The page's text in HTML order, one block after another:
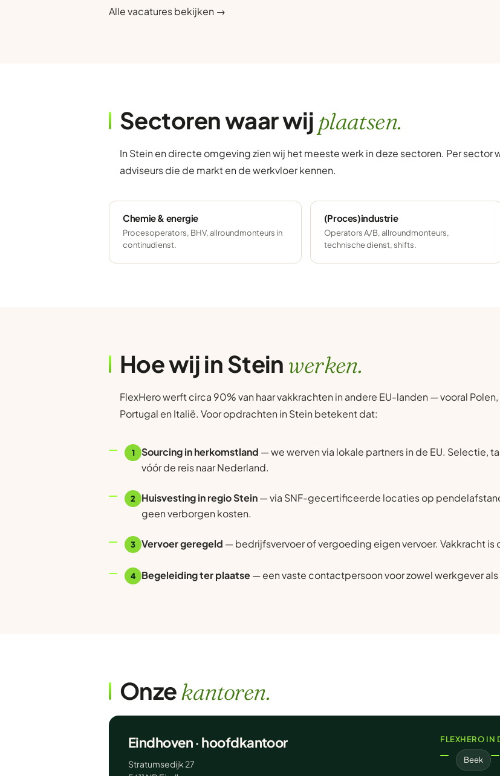
Alle vacatures bekijken →
Sectoren waar wij plaatsen.
In Stein en directe omgeving zien wij het meeste werk in deze sectoren. Per
adviseurs die de markt en de werkvloer kennen.
Chemie & energie
Procesoperators, BHV, allroundmonteurs in
continudienst.
(Proces)industrie
Operators A/B, allroundmonteurs,
technische dienst, shifts.
Hoe wij in Stein werken.
FlexHero werft circa 90% van haar vakkrachten in andere EU-landen — vooral
Portugal en Italië. Voor opdrachten in Stein betekent dat:
1 Sourcing in herkomstland — we werven via lokale partners in de EU.
vóór de reis naar Nederland.
2 Huisvesting in regio Stein— via SNF-gecertificeerde locaties op
geen verborgen kosten.
3 Vervoer geregeld — bedrijfsvervoer of vergoeding eigen vervoer. Vakkracht is
4 Begeleiding ter plaatse— een vaste contactpersoon voor zowel werkgever
Onzekantoren.
Eindhoven · hoofdkantoor
Stratumsedijk 27
FLEXHERO IN
Beek